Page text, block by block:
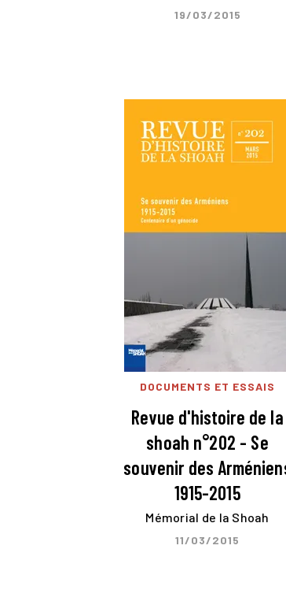
19/03/2015
DOCUMENTS ET ESSAIS
Revue d'histoire de la
shoah n°202 - Se
souvenir des
1915-2015
Mémorial de la Shoah
11/03/2015